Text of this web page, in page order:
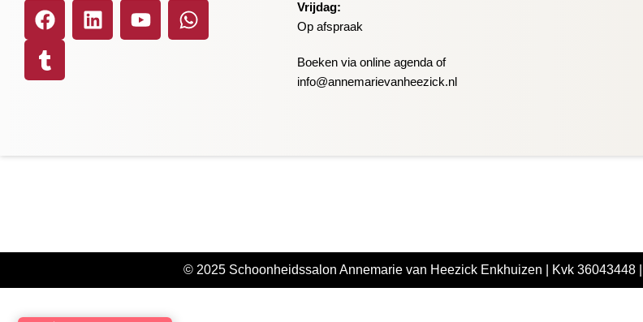
Vrijdag:
Op afspraak
Boeken via online agenda of
info@annemarievanheezick.nl
© 2025 Schoonheidssalon Annemarie van Heezick Enkhuizen | Kvk 36043448 |